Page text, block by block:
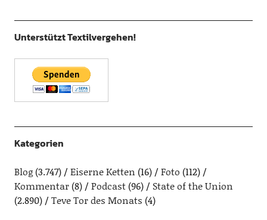
Unterstützt Textilvergehen!
Kategorien
Blog(3.747) Eiserne Ketten (16) Foto (112)
Kommentar(8) Podcast(96)
State of the Union
(2.890)
Teve Tor des Monats (4)